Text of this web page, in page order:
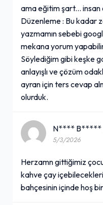
ama eğitim şart... insan
Düzenleme : Bu kadar
yazmamın sebebi
mekana yorum
Söylediğim gibi keşke
anlayışlı ve çözüm
ayran için ters cevap
olurduk.
N****
5/3/2026
Herzamn gittiğimiz
kahve çay
bahçesinin içinde hoş